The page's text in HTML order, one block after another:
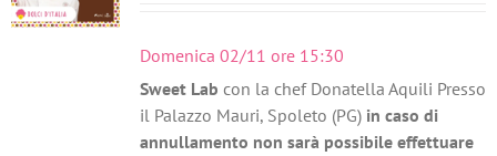
Domenica 02/11 ore 15:30
Sweet Lab con la chef Donatella Aquili Presso
il Palazzo Mauri, Spoleto (PG) in caso di
annullamento non sarà possibile effettuare